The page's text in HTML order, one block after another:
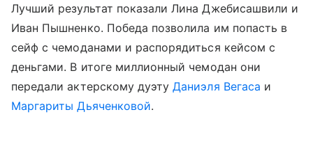
Лучший результат показали Лина Джебисашвили и
Иван Пышненко. Победа позволила им попасть в
сейф с чемоданами и распорядиться кейсом с
деньгами. В итоге миллионный чемодан они
передали актерскому дуэтуДаниэля Вегаса и
Маргариты Дьяченковой.